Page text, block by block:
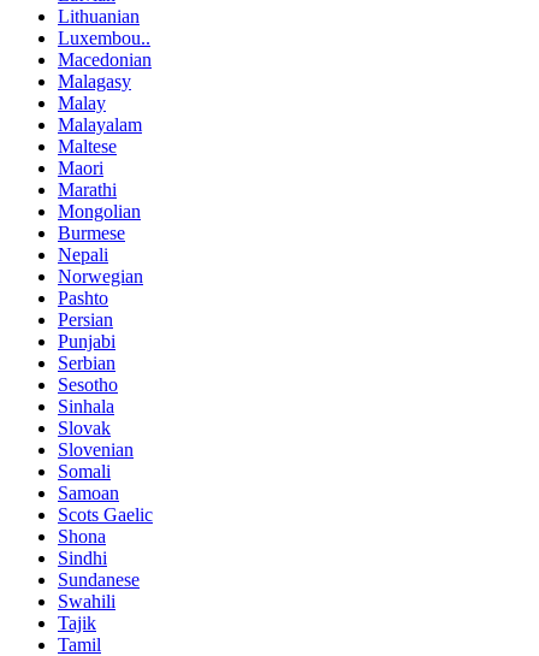
Lithuanian
Luxembou..
Macedonian
Malagasy
Malay
Malayalam
Maltese
Maori
Marathi
Mongolian
Burmese
Nepali
Norwegian
Pashto
Persian
Punjabi
Serbian
Sesotho
Sinhala
Slovak
Slovenian
Somali
Samoan
Scots Gaelic
Shona
Sindhi
Sundanese
Swahili
Tajik
Tamil